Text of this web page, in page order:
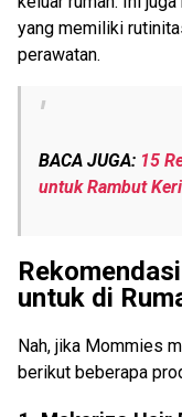
yang memiliki
perawatan.
BACA JUGA: 15
untuk Rambut
untuk di
Nah, jika Mommies
berikut beberapa